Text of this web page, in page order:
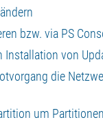
bzw. via PS
von
die
um